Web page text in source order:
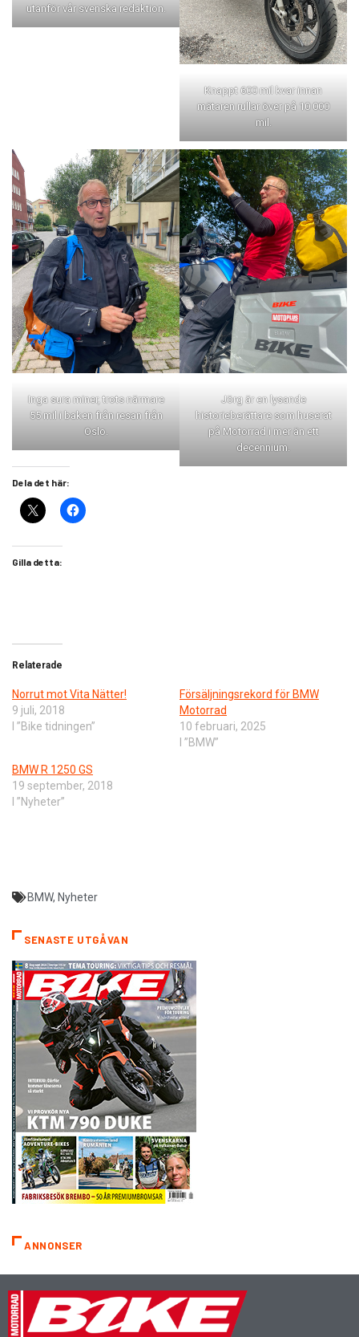
utanför vår svenska redaktion.
Knappt 600 mil kvar innan
mätaren rullar över på 10 000
mil.
Inga sura miner, trots närmare
55 mil i baken från resan från
Oslo.
Jörg är en lysande
historieberättare som huserat
på Motorrad i mer än ett
decennium.
Dela det här:
Gilla detta:
Relaterade
Norrut mot Vita Nätter!
9 juli, 2018
I ”Bike tidningen”
Försäljningsrekord för BMW
Motorrad
10 februari, 2025
I ”BMW”
BMW R 1250 GS
19 september, 2018
I ”Nyheter”
BMW, Nyheter
SENASTE UTGÅVAN
ANNONSER